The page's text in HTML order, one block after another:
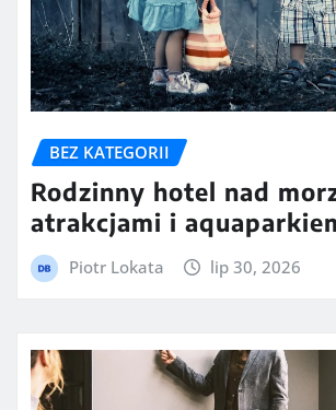
BEZ KATEGORII
Rodzinny hotel nad
atrakcjami i
Piotr Lokata lip 30, 2026